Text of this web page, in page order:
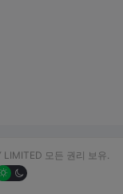
모든 권리 보유.